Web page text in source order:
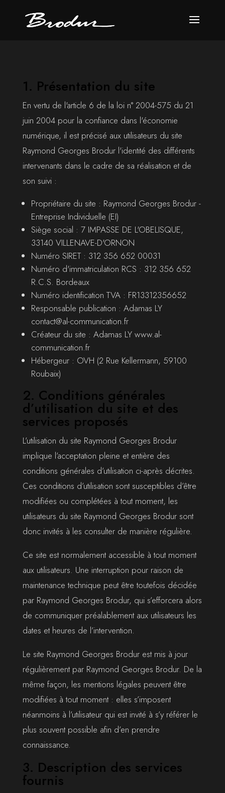
1. Présentation du site
En vertu de l'article 6 de la loi n° 2004-575 du 21
juin 2004 pour la confiance dans l'économie
numérique, il est précisé aux utilisateurs du site
Raymond Georges Brodur l'identité des différents
intervenants dans le cadre de sa réalisation et de
son suivi :
Propriétaire du site : Raymond Georges Brodur -
Entreprise Individuelle (EI)
Siège social : 7 IMPASSE DE L'OBELISQUE,
33140 VILLENAVE-D'ORNON
Numéro SIRET : 312 356 652 00031
Numéro d'immatriculation RCS : 312 356 652
R.C.S. Bordeaux
Numéro identification TVA : FR13312356652
Responsable publication : Adamas LY
contact@al-communication.fr
Créateur du site : Adamas LY www.al-
communication.fr
Hébergeur : OVH (2 Rue Kellermann, 59100
Roubaix)
2. Conditions générales
d’utilisation du site et des
services proposés
L’utilisation du site Raymond Georges Brodur
implique l’acceptation pleine et entière des
conditions générales d’utilisation ci-après décrites.
Ces conditions d’utilisation sont susceptibles d’être
modifiées ou complétées à tout moment, les
utilisateurs du site Raymond Georges Brodur sont
donc invités à les consulter de manière régulière.
Ce site est normalement accessible à tout moment
aux utilisateurs. Une interruption pour raison de
maintenance technique peut être toutefois décidée
par Raymond Georges Brodur, qui s’efforcera alors
de communiquer préalablement aux utilisateurs les
dates et heures de l’intervention.
Le site Raymond Georges Brodur est mis à jour
régulièrement par Raymond Georges Brodur. De la
même façon, les mentions légales peuvent être
modifiées à tout moment : elles s’imposent
néanmoins à l’utilisateur qui est invité à s’y référer le
plus souvent possible afin d’en prendre
connaissance.
3. Description des services
fournis